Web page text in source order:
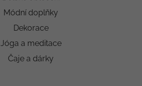
Módní doplňky
Dekorace
Jóga a meditace
Čaje a dárky